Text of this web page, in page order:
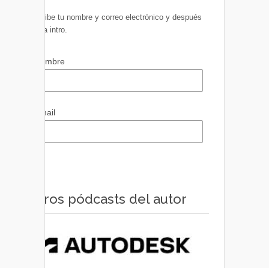
Escribe tu nombre y correo electrónico y después
pulsa intro.
Nombre
Email
Otros pódcasts del autor